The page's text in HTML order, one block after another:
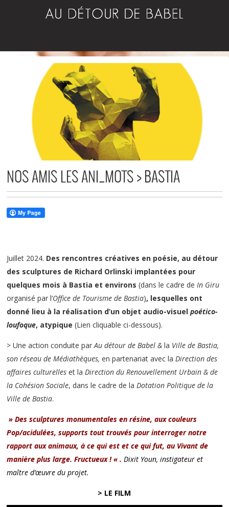
NOS AMIS LES ANI_MOTS > BASTIA
Juillet 2024. Des rencontres créatives en poésie, au détour
des sculptures de Richard Orlinski implantées pour
quelques mois à Bastia et environs (dans le cadre deIn Giru
organisé par l’Office de Tourisme de Bastia), lesquelles ont
donné lieu à la réalisation d’un objet audio-visuel poético-
loufoque, atypique(Lien cliquable ci-dessous).
> Une action conduite parAu détour de Babel & la Ville de Bastia,
son réseau de Médiathèques, en partenariat avec laDirection des
affaires culturelles et laDirection du Renouvellement Urbain & de
la Cohésion Sociale, dans le cadre de laDotation Politique de la
Ville de Bastia.
» Des sculptures monumentales en résine, aux couleurs
Pop/acidulées, supports tout trouvés pour interroger notre
rapport aux animaux, à ce qui est et ce qui fut, au Vivant de
manière plus large. Fructueux ! « .Dixit Youn, instigateur et
maître d’œuvre du projet.
> LE FILM